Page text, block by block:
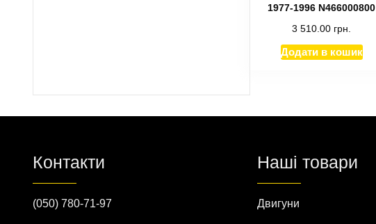
1977-1996 N466000800
3 510.00 грн.
Додати в кошик
Контакти
(050) 780-71-97
Наші товари
Двигуни